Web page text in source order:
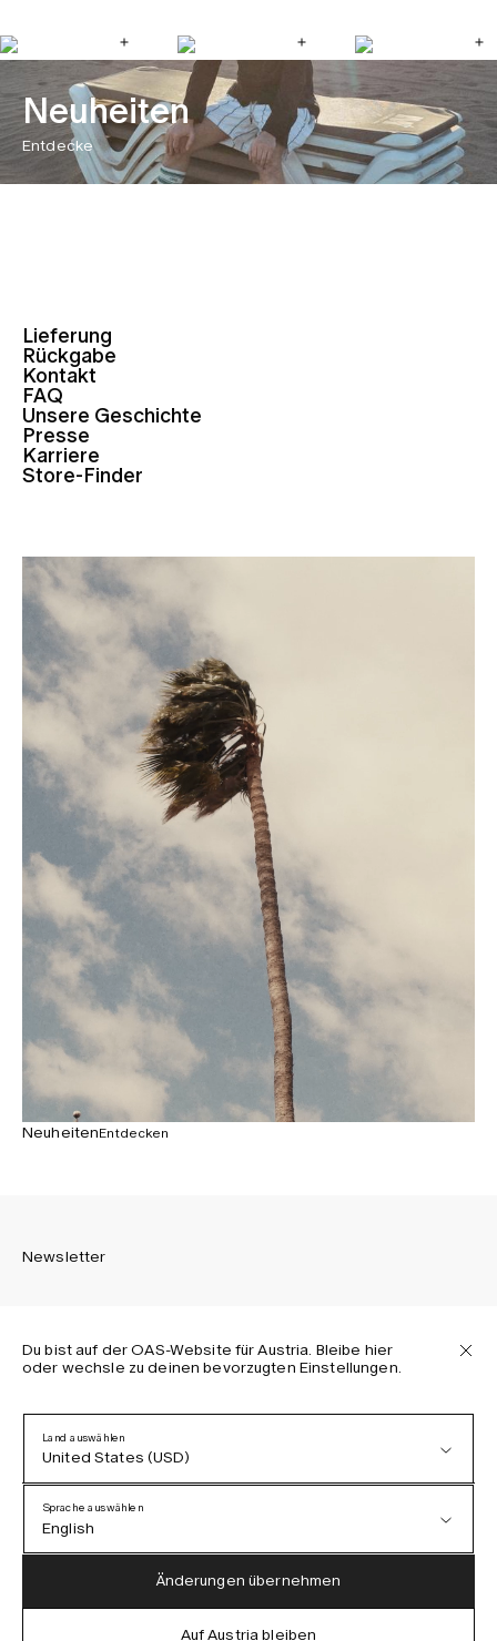
Neuheiten
Entdecke
Lieferung
Rückgabe
Kontakt
FAQ
Unsere Geschichte
Presse
Karriere
Store-Finder
NeuheitenEntdecken
Newsletter
Melden Sie sich an, um die neuesten Informationen über
Datenschutzerklärung
AGB
Barrierefreiheit
Cookie-Richtlinie
Du bist auf der OAS-Website für Austria. Bleibe hier
oder wechsle zu deinen bevorzugten Einstellungen.
Land auswählen
United States (USD)
Austria (EUR)
Sprache auswählen
English
German
Änderungen übernehmen
Auf Austria bleiben